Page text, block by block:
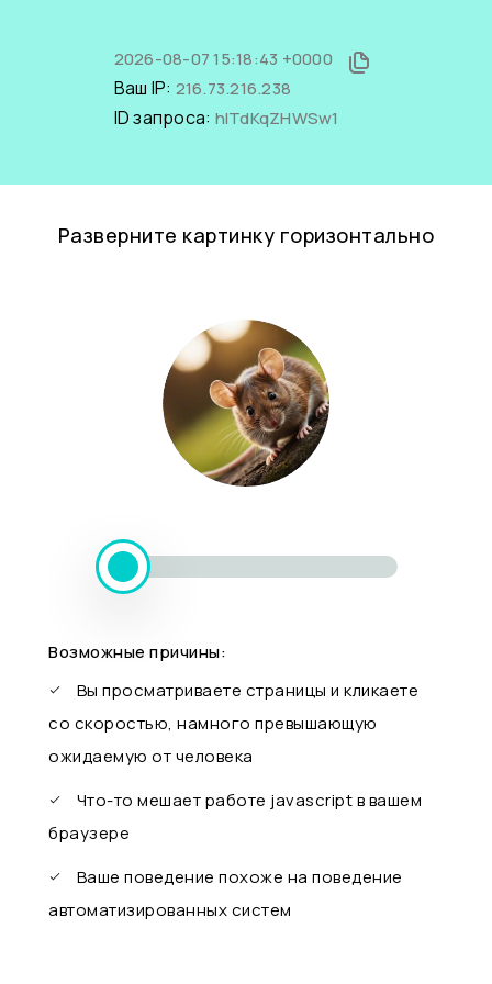
2026-08-07 15:18:43 +0000
Ваш IP: 216.73.216.238
ID запроса: hITdKqZHWSw1
Разверните картинку горизонтально
Возможные причины:
Вы просматриваете страницы и кликаете
со скоростью, намного превышающую
ожидаемую от человека
Что-то мешает работе javascript в вашем
браузере
Ваше поведение похоже на поведение
автоматизированных систем